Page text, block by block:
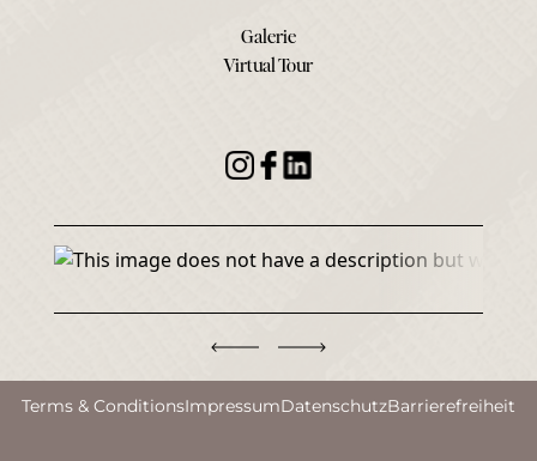
Galerie
Virtual Tour
Terms & ConditionsImpressumDatenschutzBarrierefreiheit